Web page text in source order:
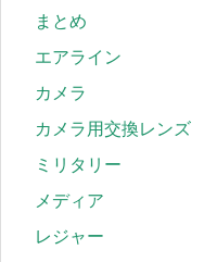
まとめ
エアライン
カメラ
カメラ用交換レンズ
ミリタリー
メディア
レジャー